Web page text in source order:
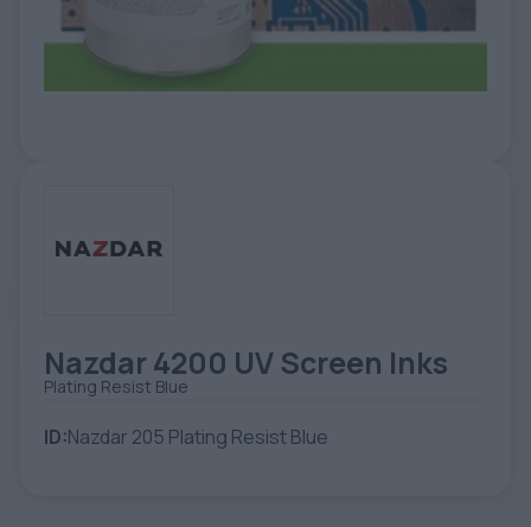
ALATI - DODATNA OPREMA
POMOĆNA OPREMA
ETIKETE
TEHNIČKI CRTEŽI
Nazdar 4200 UV Screen Inks
Plating Resist Blue
ID:Nazdar 205 Plating Resist Blue